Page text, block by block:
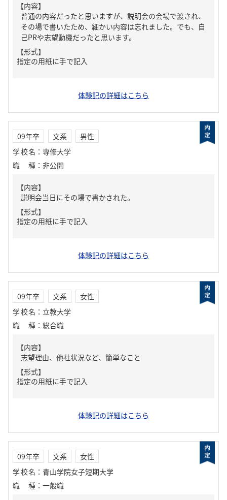
【内容】
普通の内容だったと思いますが、説明会の会場で渡され、
その場で書いたため、細かい内容は忘れました。でも、自
己PRや志望動機だったと思います。
【形式】
指定の用紙に手で記入
体験記の詳細はこちら
09年卒 文系
男性
学校名 ： 専修大学
職種 ： 非公開
【内容】
説明会当日にその場で書かされた。
【形式】
指定の用紙に手で記入
体験記の詳細はこちら
09年卒 文系
女性
学校名 ： 立教大学
職種 ： 総合職
【内容】
志望理由、他社状況など、簡単なこと
【形式】
指定の用紙に手で記入
体験記の詳細はこちら
09年卒 文系
女性
学校名 ： 青山学院女子短期大学
職種 ： 一般職